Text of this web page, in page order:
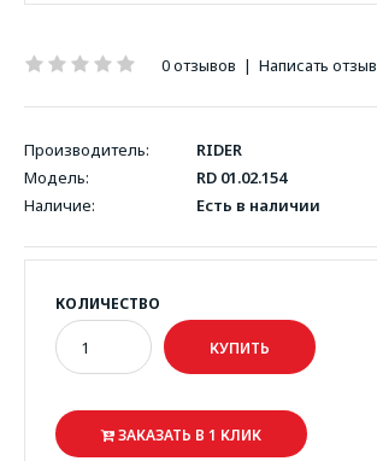
0 отзывов | Написать отзыв
Производитель:
RIDER
Модель:
RD 01.02.154
Наличие:
Есть в наличии
КОЛИЧЕСТВО
ЗАКАЗАТЬ В 1 КЛИК